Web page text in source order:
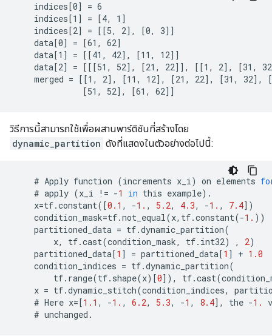
    indices[0] = 6
    indices[1] = [4, 1]
    indices[2] = [[5, 2], [0, 3]]
    data[0] = [61, 62]
    data[1] = [[41, 42], [11, 12]]
data[2] = [[[51, 52], [21, 22]], [[1, 2], [31,
merged = [[1, 2], [11, 12], [21, 22], [31, 32],
              [51, 52], [61, 62]]
วิธีการนี้สามารถใช้เพื่อผสานพาร์ติชันที่สร้างโดย
dynamic_partition ดังที่แสดงในตัวอย่างต่อไปนี้:
    #
Apply function (increments x_i) on elements
    #
apply (x_i != -1 in this example) .
x=tf.constant([0.1 , -1. , 5.2, 4.3, -1. , 7.4])
condition_mask=tf.not_equal(x, tf.constant(-1. ))
partitioned_data = tf.dynamic_partition(
x, tf.cast(condition_mask, tf. int32) , 2)
partitioned_data[1 ] = partitioned_data[1 ] + 1.0
condition_indices = tf.dynamic_partition(
tf. range(tf. shape(x)[0]), tf.cast(
x = tf.dynamic_stitch(condition_indices,
    #
Here x=[1.1 , -1. , 6.2, 5.3, -1 , 8.4], the -1.
    #
unchanged .